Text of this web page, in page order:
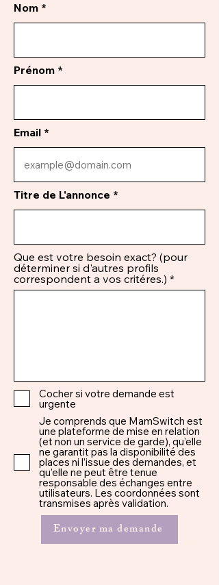
Nom
Prénom
Email
Titre de L'annonce
Que est votre besoin exact? (pour
déterminer si d'autres profils
correspondent a vos critéres.)
Cocher si votre demande est
urgente
Je comprends que MamSwitch est
une plateforme de mise en relation
(et non un service de garde), qu’elle
ne garantit pas la disponibilité des
places ni l’issue des demandes, et
qu’elle ne peut être tenue
responsable des échanges entre
utilisateurs. Les coordonnées sont
transmises après validation.
Envoyer ma demande